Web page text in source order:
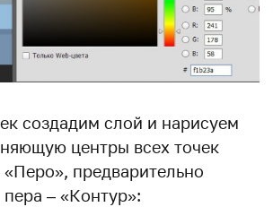
создадим слой и нарисуем
центры всех точек
предварительно
– «Контур»: